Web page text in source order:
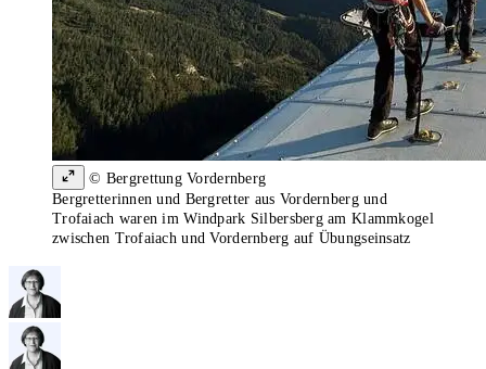
© Bergrettung Vordernberg
Bergretterinnen und Bergretter aus Vordernberg und
Trofaiach waren im Windpark Silbersberg am Klammkogel
zwischen Trofaiach und Vordernberg auf Übungseinsatz